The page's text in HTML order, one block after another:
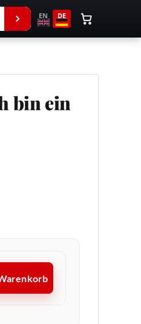
EN DE
bin ein